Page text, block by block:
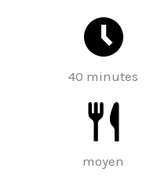
40 minutes
moyen